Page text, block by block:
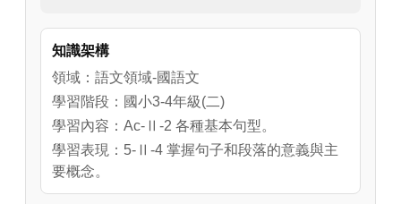
知識架構
領域：語文領域-國語文
學習階段：國小3-4年級(二)
學習內容：Ac-Ⅱ-2 各種基本句型。
學習表現：5-Ⅱ-4 掌握句子和段落的意義與主
要概念。